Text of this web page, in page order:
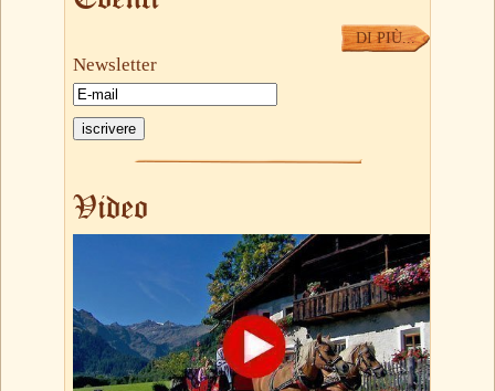
DI PIÙ...
Newsletter
Video